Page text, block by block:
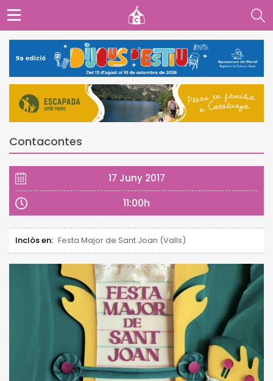
Contacontes
17 Juny 2017
11:00h
Inclòs en: Festa Major de Sant Joan (Valls)